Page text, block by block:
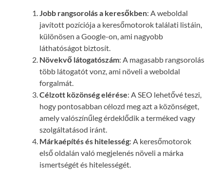
Jobb rangsorolás a keresőkben: A weboldal
javított pozíciója a keresőmotorok találati listáin,
különösen a Google-on, ami nagyobb
láthatóságot biztosít.
Növekvő látogatószám: A magasabb rangsorolás
több látogatót vonz, ami növeli a weboldal
forgalmát.
Célzott közönség elérése: A SEO lehetővé teszi,
hogy pontosabban célozd meg azt a közönséget,
amely valószínűleg érdeklődik a terméked vagy
szolgáltatásod iránt.
Márkaépítés és hitelesség: A keresőmotorok
első oldalán való megjelenés növeli a márka
ismertségét és hitelességét.